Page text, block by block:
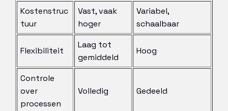
Kostenstruc
tuur
Vast, vaak
hoger
Variabel,
schaalbaar
Flexibiliteit
Laag tot
gemiddeld
Hoog
Controle
over
processen
Volledig Gedeeld